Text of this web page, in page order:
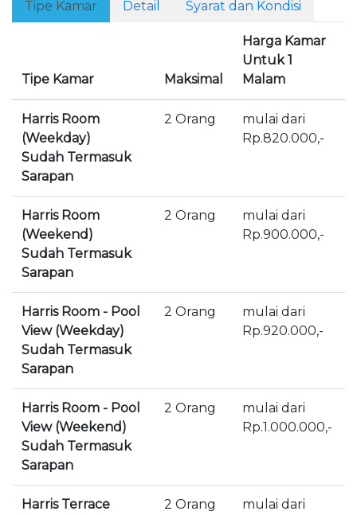
Tipe Kamar Detail Syarat dan Kondisi
Tipe Kamar Maksimal
Harga Kamar
Untuk 1
Malam
Harris Room
(Weekday)
Sudah Termasuk
Sarapan
2 Orang
mulai dari
Rp.820.000,-
Harris Room
(Weekend)
Sudah Termasuk
Sarapan
2 Orang
mulai dari
Rp.900.000,-
Harris Room - Pool
View (Weekday)
Sudah Termasuk
Sarapan
2 Orang
mulai dari
Rp.920.000,-
Harris Room - Pool
View (Weekend)
Sudah Termasuk
Sarapan
2 Orang
mulai dari
Rp.1.000.000,-
Harris Terrace
2 Orang
mulai dari